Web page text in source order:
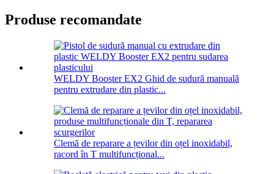
Produse recomandate
WELDY Booster EX2 Ghid de sudură manuală
pentru extrudare din plastic...
Clemă de reparare a țevilor din oțel inoxidabil,
racord în T multifuncțional...